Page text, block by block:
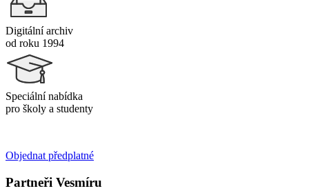
Digitální archiv
od roku 1994
Speciální nabídka
pro školy a studenty
Objednat předplatné
Partneři Vesmíru